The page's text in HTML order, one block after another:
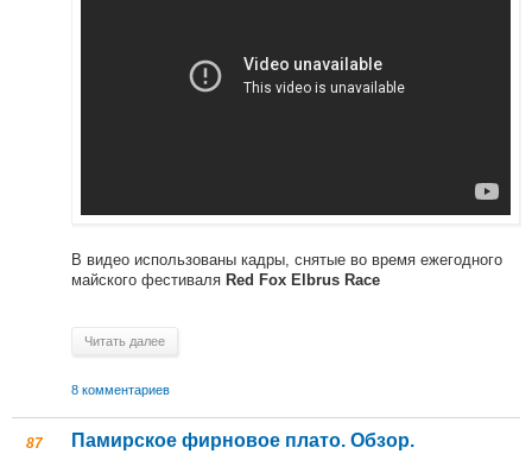
В видео использованы кадры, снятые во время ежегодного
майского фестиваля Red Fox Elbrus Race
Читать далее
8 комментариев
87 Памирское фирновое плато. Обзор.